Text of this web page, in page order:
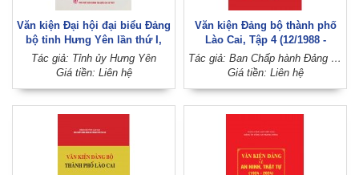
Văn kiện Đại hội đại biểu Đảng
bộ tỉnh Hưng Yên lần thứ I,
nhiệm kỳ 2025 - 2030
Tác giả: Tỉnh ủy Hưng Yên
Giá tiền: Liên hệ
Văn kiện Đảng bộ thành phố
Lào Cai, Tập 4 (12/1988 -
8/1992)
Tác giả: Ban Chấp hành Đảng bộ thành phố Lào Cai (Đảng bộ tỉnh Lào Cai)
Giá tiền: Liên hệ